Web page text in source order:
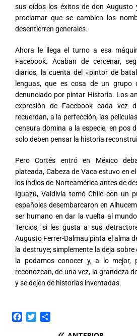
sus oídos los éxitos de don Augusto
proclamar que se cambien los
desentierren generales.
Ahora le llega el turno a esa
Facebook. Acaban de cercenar,
diarios, la cuenta del «pintor de
lenguas, que es cosa de un grupo
denunciado por pintar Historia. Los
expresión de Facebook cada vez
recuerdan, a la perfección, las
censura domina a la especie, en pos
solo deben pensar la historia
Pero Cortés entró en México
plateada, Cabeza de Vaca estuvo en
los indios de Norteamérica antes de
Iguazú, Valdivia tomó Chile con un
españoles desembarcaron en
ser humano en dar la vuelta al
Tercios, si les gusta a sus
Augusto Ferrer-Dalmau pinta el alma
la destruye; simplemente la deja
la podamos conocer y, a lo mejor,
reconozcan, de una vez, la grandeza
y se dejen de historias inventadas.